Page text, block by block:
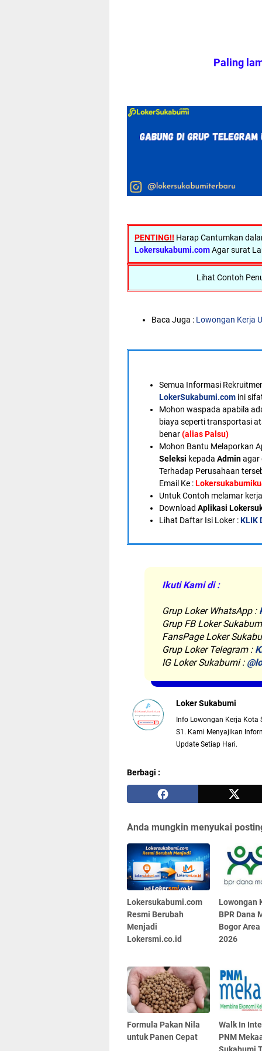
Paling
PENTING!! Harap Cantumkan
Lokersukabumi.comAgar surat
Lihat Contoh
Baca Juga : Lowongan Kerja
Semua Informasi
LokerSukabumi.com ini
Mohon waspada apabila
biaya seperti transportasi
benar(alias Palsu)
Mohon Bantu Melaporkan
Seleksi kepada Adminagar
Terhadap Perusahaan
Email Ke :
Untuk Contoh melamar
Download Aplikasi
Lihat Daftar Isi Loker :KLIK
Ikuti Kami di :
Grup Loker WhatsApp :
Grup FB Loker
FansPage Loker
Grup Loker Telegram :
IG Loker Sukabumi :
Loker Sukabumi
Info Lowongan Kerja Kota
S1. Kami Menyajikan
Update Setiap Hari.
Berbagi :
Anda mungkin menyukai
Lokersukabumi.com
Resmi Berubah
Menjadi
Lokersmi.co.id
Lowongan
BPR Dana
Bogor
2026
Formula Pakan Nila
untuk Panen Cepat
Walk In
PNM